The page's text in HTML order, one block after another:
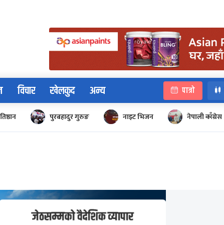
विचार खेलकुद अन्य पात्रो
पुरबहादुर गुरुङ नाइट भिजन नेपाली काँग्रेस